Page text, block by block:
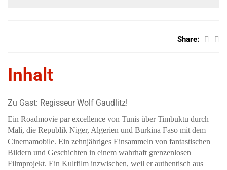
Share:
Inhalt
Zu Gast: Regisseur Wolf Gaudlitz!
Ein Roadmovie par excellence von Tunis über Timbuktu durch
Mali, die Republik Niger, Algerien und Burkina Faso mit dem
Cinemamobile. Ein zehnjähriges Einsammeln von fantastischen
Bildern und Geschichten in einem wahrhaft grenzenlosen
Filmprojekt. Ein Kultfilm inzwischen, weil er authentisch aus